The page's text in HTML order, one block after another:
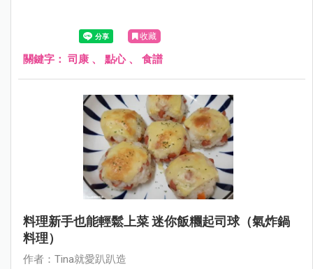
收藏
關鍵字： 司康 、 點心、 食譜
料理新手也能輕鬆上菜 迷你飯糰起司球（氣炸鍋
料理）
作者：Tina就愛趴趴造